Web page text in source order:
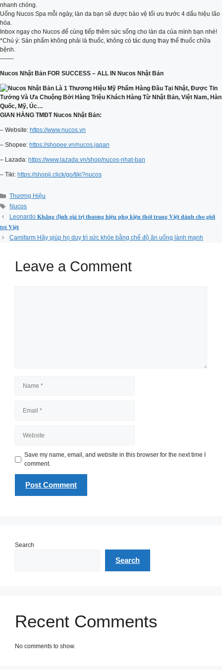
nhanh chóng.
Uống Nucos Spa mỗi ngày, làn da bạn sẽ được bảo vệ tối ưu trước 4 dấu hiệu lão
hóa.
Inbox ngay cho Nucos để cùng tiếp thêm sức sống cho làn da của mình bạn nhé!
*Chú ý: Sản phẩm không phải là thuốc, không có tác dụng thay thế thuốc chữa
bệnh.
——-
Nucos Nhật Bản FOR SUCCESS – ALL IN Nucos Nhật Bản
GIAN HÀNG TMĐT Nucos Nhật Bản:
– Website: https://www.nucos.vn
– Shopee: https://shopee.vn/nucos.japan
– Lazada: https://www.lazada.vn/shop/nucos-nhat-ban
– Tiki: https://shopii.click/go/tiki?nucos
Categories
Thương Hiệu
Tags
Nucos
Leonardo 𝐊𝐡𝐚̆̉𝐧𝐠 đ𝐢̣𝐧𝐡 𝐠𝐢𝐚́ 𝐭𝐫𝐢̣ 𝐭𝐡𝐮̛𝐨̛𝐧𝐠 𝐡𝐢𝐞̣̂𝐮 𝐩𝐡𝐮̣ 𝐤𝐢𝐞̣̂𝐧 𝐭𝐡𝐨̛̀𝐢 𝐭𝐫𝐚𝐧𝐠 𝐕𝐢𝐞̣̂𝐭 𝐝𝐚̀𝐧𝐡 𝐜𝐡𝐨 𝐠𝐢𝐨̛́𝐢
𝐭𝐫𝐞̉ 𝐕𝐢𝐞̣̂𝐭
Camifarm Hãy giúp họ duy trì sức khỏe bằng chế độ ăn uống lành mạnh
Leave a Comment
Save my name, email, and website in this browser for the next time I
comment.
Search
Search
Recent Comments
No comments to show.